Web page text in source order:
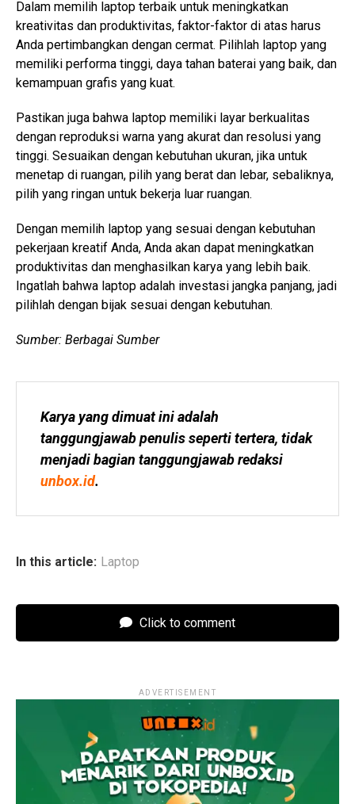
Dalam memilih laptop terbaik untuk meningkatkan
kreativitas dan produktivitas, faktor-faktor di atas harus
Anda pertimbangkan dengan cermat. Pilihlah laptop yang
memiliki performa tinggi, daya tahan baterai yang baik, dan
kemampuan grafis yang kuat.
Pastikan juga bahwa laptop memiliki layar berkualitas
dengan reproduksi warna yang akurat dan resolusi yang
tinggi. Sesuaikan dengan kebutuhan ukuran, jika untuk
menetap di ruangan, pilih yang berat dan lebar, sebaliknya,
pilih yang ringan untuk bekerja luar ruangan.
Dengan memilih laptop yang sesuai dengan kebutuhan
pekerjaan kreatif Anda, Anda akan dapat meningkatkan
produktivitas dan menghasilkan karya yang lebih baik.
Ingatlah bahwa laptop adalah investasi jangka panjang, jadi
pilihlah dengan bijak sesuai dengan kebutuhan.
Sumber: Berbagai Sumber
Karya yang dimuat ini adalah
tanggungjawab penulis seperti tertera, tidak
unbox.id.
In this article: Laptop
Click to comment
ADVERTISEMENT